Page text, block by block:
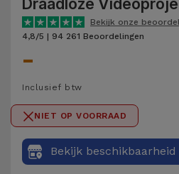
Dyson
Andere
merken
Bekijk
alles
Bekijk
alles
Smartwatches
en Bandjes
Gadgets
Hygiëne
Bekijk onze
4,8/5 | 94 261 Beoordelingen
-
Inclusief btw
NIET OP VOORRAAD
Bekijk